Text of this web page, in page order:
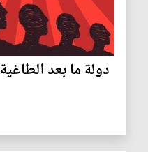
دولة ما بعد الطاغية